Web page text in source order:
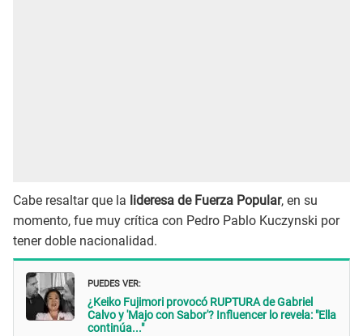
Cabe resaltar que la lideresa de Fuerza Popular, en su
momento, fue muy crítica con Pedro Pablo Kuczynski por
tener doble nacionalidad.
PUEDES VER:
¿Keiko Fujimori provocó RUPTURA de Gabriel
Calvo y 'Majo con Sabor'? Influencer lo revela: "Ella
continúa..."